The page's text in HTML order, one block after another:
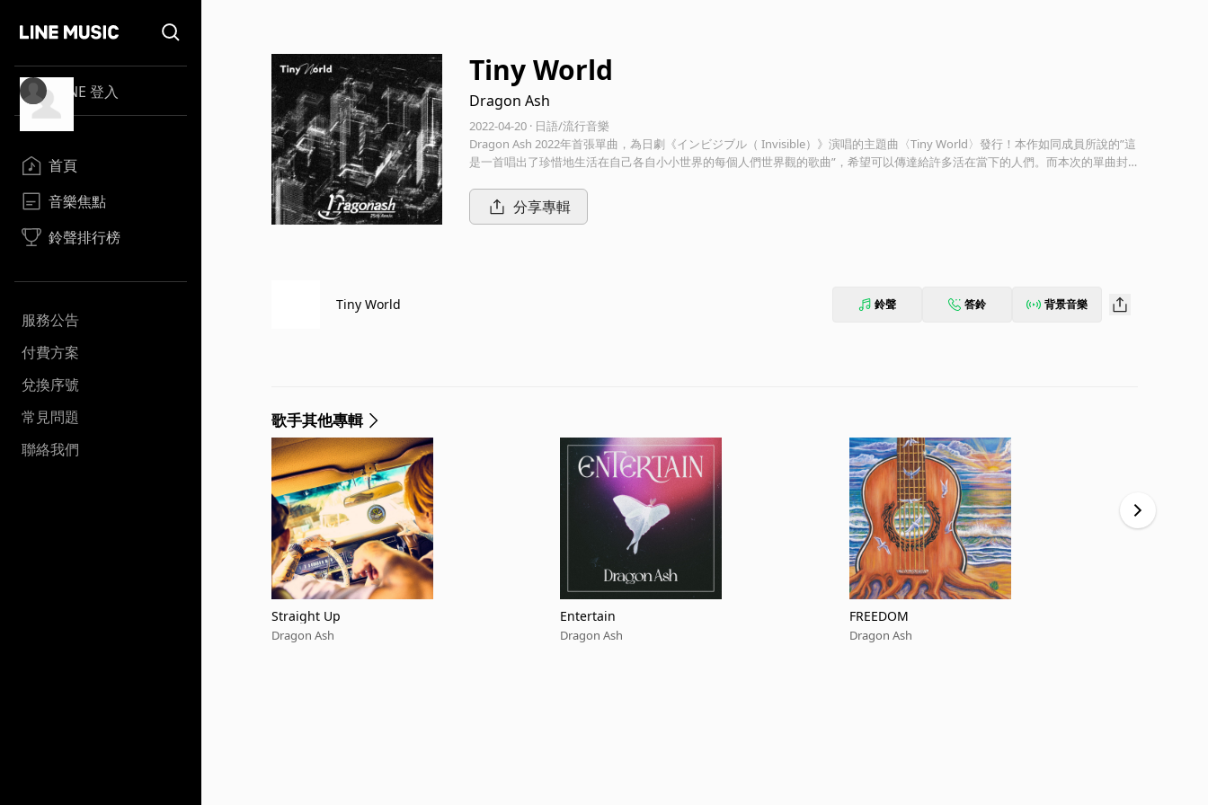
LINE 登入
首頁
音樂焦點
鈴聲排行榜
服務公告
付費方案
兌換序號
常見問題
聯絡我們
Tiny World
Dragon Ash
2022-04-20 · 日語/流行音樂
Dragon Ash 2022年首張單曲，為日劇《インビジブル（ Invisible）》演唱的主題曲〈Tiny World〉發行！本作如同成員所說的”這
是一首唱出了珍惜地生活在自己各自小小世界的每個人們世界觀的歌曲”，希望可以傳達給許多活在當下的人們。而本次的單曲封
面。
分享專輯
Tiny World 鈴聲 答鈴 背景音樂
歌手其他專輯
Straight Up
Dragon Ash
Entertain
Dragon Ash
FREEDOM
Dragon Ash